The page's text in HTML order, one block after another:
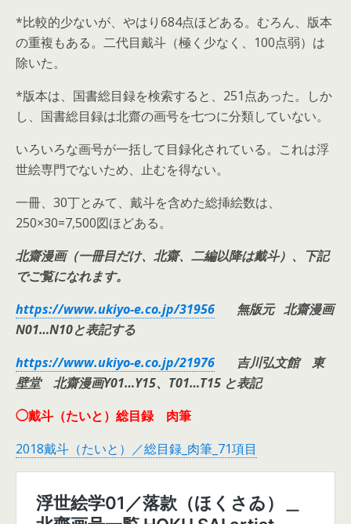
*比較的少ないが、やはり684点ほどある。むろん、版本
の重複もある。二代目戴斗（極く少なく、100点弱）は
除いた。
*版本は、国書総目録を検索すると、251点あった。しか
し、国書総目録は北齋の画号を七つに分類していない。
いろいろな画号が一括して目録化されている。これは浮
世絵専門でないため、止むを得ない。
一冊、30丁とみて、戴斗を含めた総挿絵数は、
250×30=7,500図ほどある。
北齋漫画（一冊目だけ、北齋、二編以降は戴斗）、下記
でご覧になれます。
https://www.ukiyo-e.co.jp/31956
無版元 北齋漫画
N01…N10と表記する
https://www.ukiyo-e.co.jp/21976 吉川弘文館 東
壁堂 北齋漫画Y01…Y15、T01…T15 と表記
◯戴斗（たいと）総目録 肉筆
2018戴斗（たいと）／総目録_肉筆_71項目